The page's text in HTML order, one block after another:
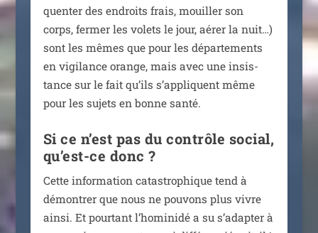
quen­ter des endroits frais, mouiller son
corps, fer­mer les volets le jour, aérer la nuit…)
sont les mêmes que pour les dépar­te­ments
en vigi­lance orange, mais avec une insis­
tance sur le fait qu’ils s’ap­pliquent même
pour les sujets en bonne santé.
Si ce n’est pas du contrôle social,
qu’est-ce donc ?
Cette infor­ma­tion catas­tro­phique tend à
démon­trer que nous ne pou­vons plus vivre
ain­si. Et pour­tant l’ho­mi­ni­dé a su s’adapter à